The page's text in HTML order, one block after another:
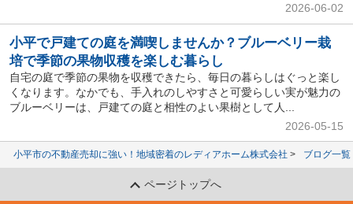
2026-06-02
小平で戸建ての庭を満喫しませんか？ブルーベリー栽
培で季節の果物収穫を楽しむ暮らし
自宅の庭で季節の果物を収穫できたら、毎日の暮らしはぐっと楽し
くなります。なかでも、手入れのしやすさと可愛らしい実が魅力の
ブルーベリーは、戸建ての庭と相性のよい果樹として人...
2026-05-15
小平市の不動産売却に強い！地域密着のレディアホーム株式会社 ブログ一覧
ページトップへ